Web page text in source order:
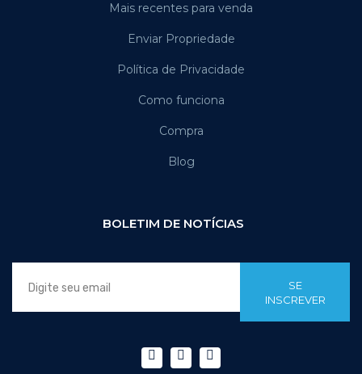
Mais recentes para venda
Enviar Propriedade
Política de Privacidade
Como funciona
Compra
Blog
BOLETIM DE NOTÍCIAS
SE
INSCREVER